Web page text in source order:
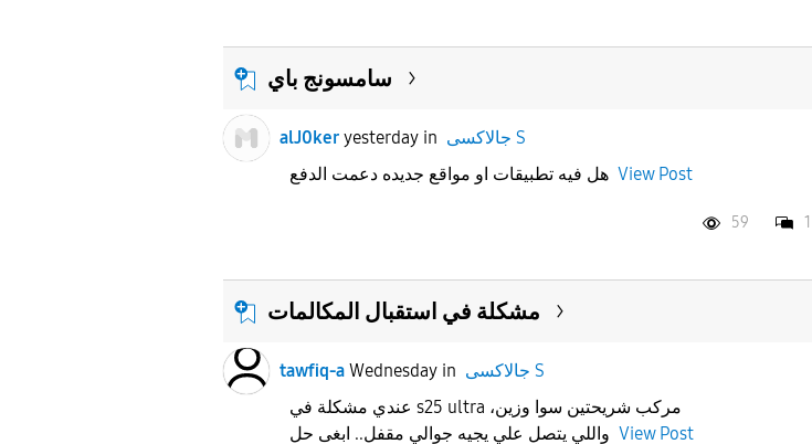
سامسونج باي
alJ0ker yesterday in
جالاكسى S
View Post
59 1
مشكلة في استقبال المكالمات
tawfiq-a Wednesday in
جالاكسى S
عندي مشكلة في s25 ultra ،مركب شريحتين سوا وزين
View Post